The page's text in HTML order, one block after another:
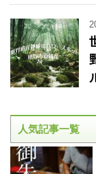
人気記事一覧